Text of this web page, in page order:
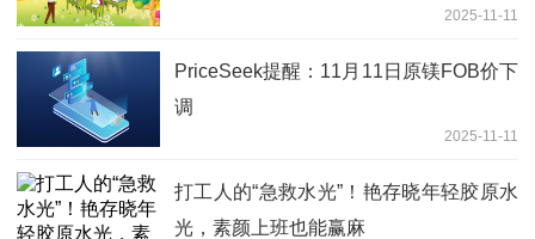
2025-11-11
PriceSeek提醒：11月11日原镁FOB价下
调
2025-11-11
打工人的“急救水光”！艳存晓年轻胶原水
光，素颜上班也能赢麻